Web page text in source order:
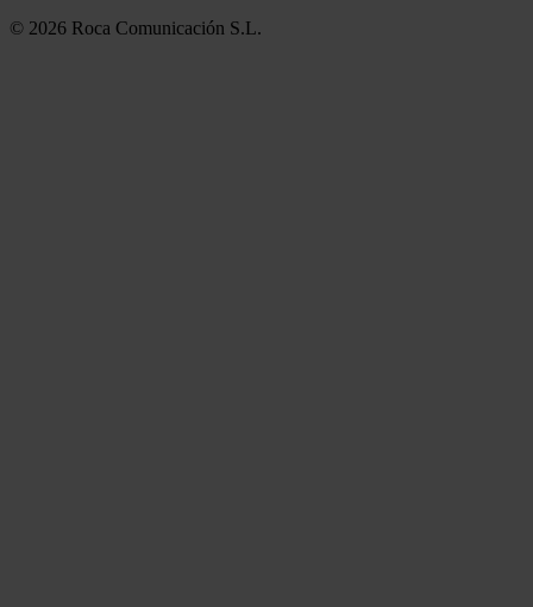
© 2026 Roca Comunicación S.L.